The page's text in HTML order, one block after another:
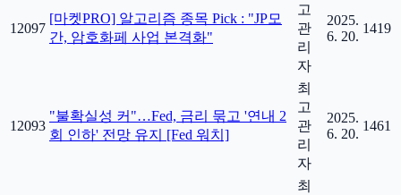
12097
[마켓PRO] 알고리즘 종목 Pick : "JP모
간, 암호화페 사업 본격화"
고
관
리
자
2025.
6. 20.
1419
12093
"불확실성 커"…Fed, 금리 묶고 '연내 2
회 인하' 전망 유지 [Fed 워치]
최
고
관
리
자
2025.
6. 20.
1461
최